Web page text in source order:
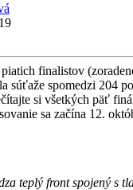
finalistov
súťaže spomedzi 204
si všetkých päť
sa začína 12.
teplý front spojený s